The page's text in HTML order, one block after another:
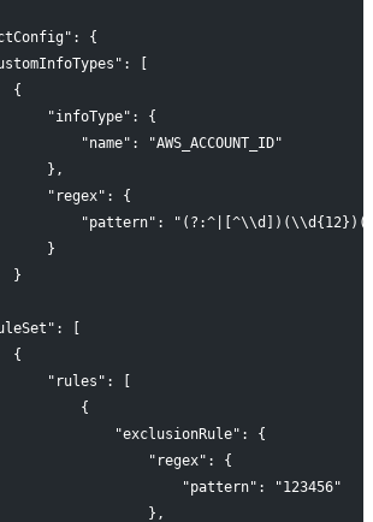
{
[
{
"infoType": {
"name": "AWS_ACCOUNT_ID"
},
"regex": {
"pattern":
}
}
[
{
"rules": [
{
"exclusionRule": {
"regex": {
"pattern": "123456"
},